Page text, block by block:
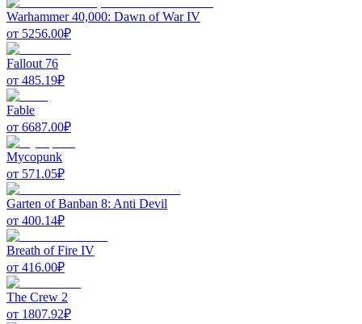
Warhammer 40,000: Dawn of War IV
от 5256.00₽
Fallout 76
от 485.19₽
Fable
от 6687.00₽
Mycopunk
от 571.05₽
Garten of Banban 8: Anti Devil
от 400.14₽
Breath of Fire IV
от 416.00₽
The Crew 2
от 1807.92₽